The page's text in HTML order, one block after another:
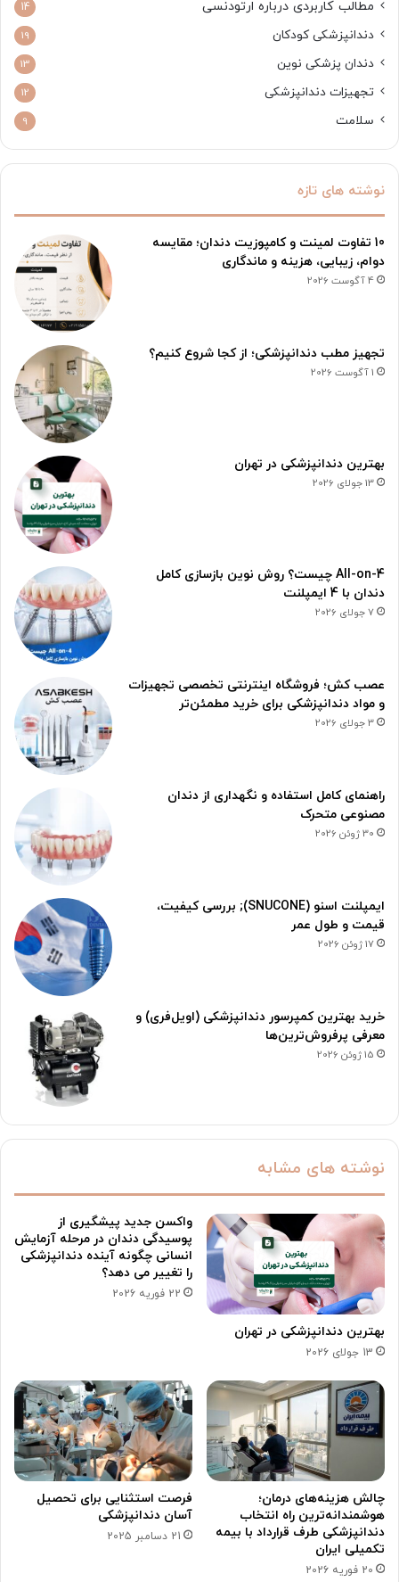
مطالب کاربردی درباره ارتودنسی 14
دندانپزشکی کودکان 19
دندان پزشکی نوین 13
تجهیزات دندانپزشکی 12
سلامت 9
نوشته های تازه
10 تفاوت لمینت و کامپوزیت دندان؛ مقایسه
دوام، زیبایی، هزینه و ماندگاری
4 آگوست 2026
تجهیز مطب دندانپزشکی؛ از کجا شروع کنیم؟
1 آگوست 2026
بهترین دندانپزشکی در تهران
13 جولای 2026
All-on-4 چیست؟ روش نوین بازسازی کامل
دندان با 4 ایمپلنت
7 جولای 2026
عصب کش؛ فروشگاه اینترنتی تخصصی تجهیزات
و مواد دندانپزشکی برای خرید مطمئن‌تر
3 جولای 2026
راهنمای کامل استفاده و نگهداری از دندان
مصنوعی متحرک
30 ژوئن 2026
ایمپلنت اسنو (SNUCONE); بررسی کیفیت،
قیمت و طول عمر
17 ژوئن 2026
خرید بهترین کمپرسور دندانپزشکی (اویل‌فری) و
معرفی پرفروش‌ترین‌ها
15 ژوئن 2026
نوشته های مشابه
بهترین دندانپزشکی در تهران
13 جولای 2026
واکسن جدید پیشگیری از
پوسیدگی دندان در مرحله آزمایش
انسانی چگونه آینده دندانپزشکی
را تغییر می دهد؟
22 فوریه 2026
چالش هزینه‌های درمان؛
هوشمندانه‌ترین راه انتخاب
دندانپزشکی طرف قرارداد با بیمه
تکمیلی ایران
20 فوریه 2026
فرصت استثنایی برای تحصیل
آسان دندانپزشکی
21 دسامبر 2025